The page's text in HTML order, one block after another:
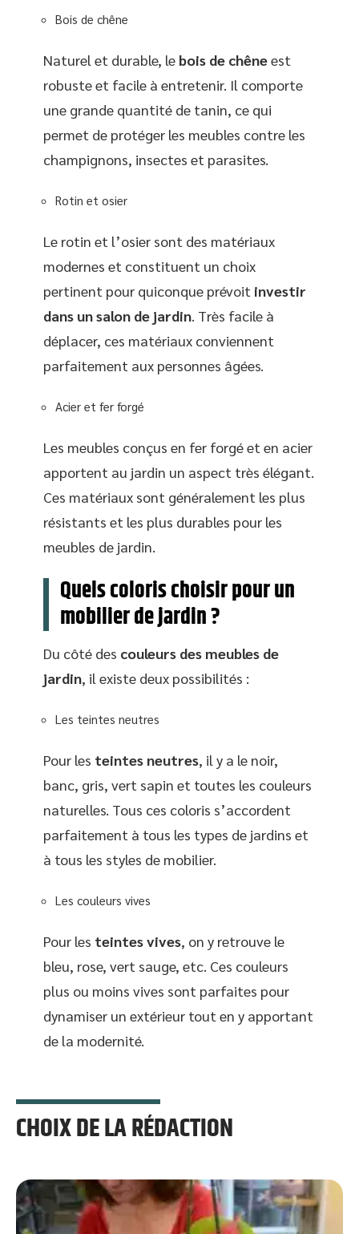
Bois de chêne
Naturel et durable, le bois de chêneest
robuste et facile à entretenir. Il comporte
une grande quantité de tanin, ce qui
permet de protéger les meubles contre les
champignons, insectes et parasites.
Rotin et osier
Le rotin et l’osier sont des matériaux
modernes et constituent un choix
pertinent pour quiconque prévoit investir
dans un salon de jardin. Très facile à
déplacer, ces matériaux conviennent
parfaitement aux personnes âgées.
Acier et fer forgé
Les meubles conçus en fer forgé et en acier
apportent au jardin un aspect très élégant.
Ces matériaux sont généralement les plus
résistants et les plus durables pour les
meubles de jardin.
Quels coloris choisir pour un
mobilier de jardin ?
Du côté des couleurs des meubles de
jardin, il existe deux possibilités :
Les teintes neutres
Pour les teintes neutres, il y a le noir,
banc, gris, vert sapin et toutes les couleurs
naturelles. Tous ces coloris s’accordent
parfaitement à tous les types de jardins et
à tous les styles de mobilier.
Les couleurs vives
Pour les teintes vives, on y retrouve le
bleu, rose, vert sauge, etc. Ces couleurs
plus ou moins vives sont parfaites pour
dynamiser un extérieur tout en y apportant
de la modernité.
CHOIX DE LA RÉDACTION